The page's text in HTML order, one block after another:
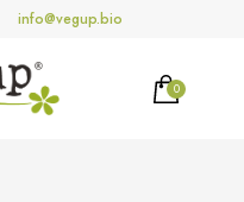
info@vegup.bio
0